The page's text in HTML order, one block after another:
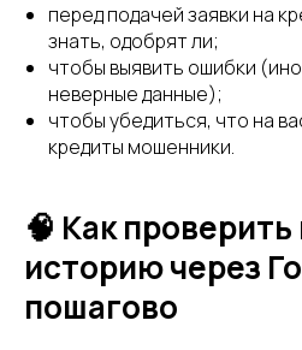
перед подачей заявки на
знать, одобрят ли;
чтобы выявить ошибки
неверные данные);
чтобы убедиться, что на
кредиты мошенники.
🧠 Как
историю через
пошагово